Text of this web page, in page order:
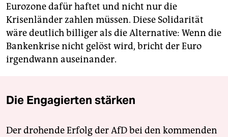
Eurozone dafür haftet und nicht nur die
Krisenländer zahlen müssen. Diese Solidarität
wäre deutlich billiger als die Alternative: Wenn die
Bankenkrise nicht gelöst wird, bricht der Euro
irgendwann auseinander.
Die Engagierten stärken
Der drohende Erfolg der AfD bei den kommenden